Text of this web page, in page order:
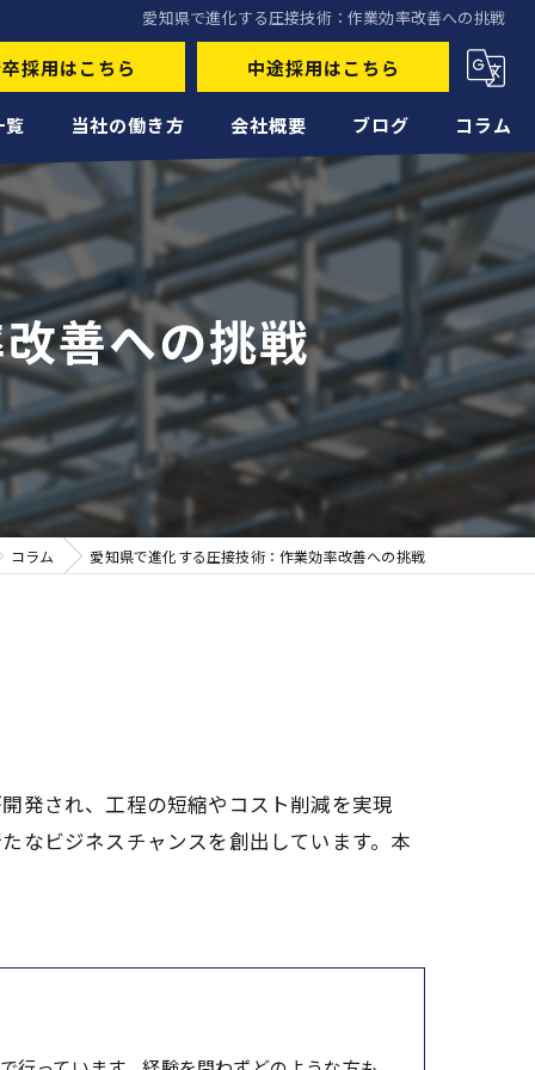
愛知県で進化する圧接技術：作業効率改善への挑戦
採用はこちら 中途採用はこちら
覧 当社の働き方
未経験
経験者
正社員
高収入
転職
会社概要 ブログ コラム
善への挑戦
コラム 愛知県で進化する圧接技術：作業効率改善への挑戦
発され、工程の短縮やコスト削減を実現
なビジネスチャンスを創出しています。本